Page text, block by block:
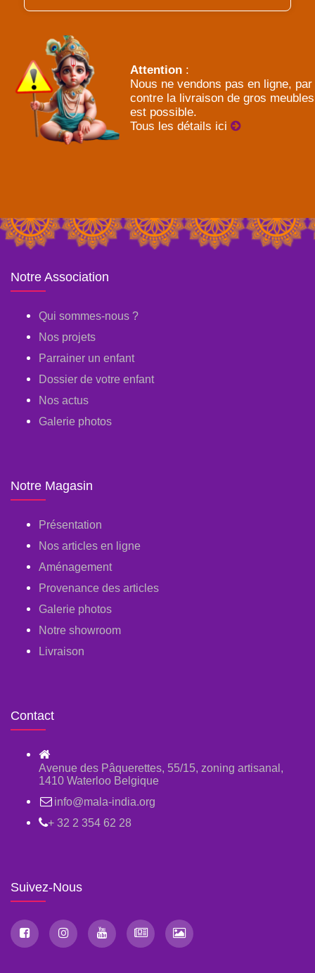
Attention :
Nous ne vendons pas en ligne, par
contre la livraison de gros meubles
est possible.
Tous les détails ici
Notre Association
Qui sommes-nous ?
Nos projets
Parrainer un enfant
Dossier de votre enfant
Nos actus
Galerie photos
Notre Magasin
Présentation
Nos articles en ligne
Aménagement
Provenance des articles
Galerie photos
Notre showroom
Livraison
Contact
Avenue des Pâquerettes, 55/15, zoning artisanal,
1410 Waterloo Belgique
info@mala-india.org
+ 32 2 354 62 28
Suivez-Nous